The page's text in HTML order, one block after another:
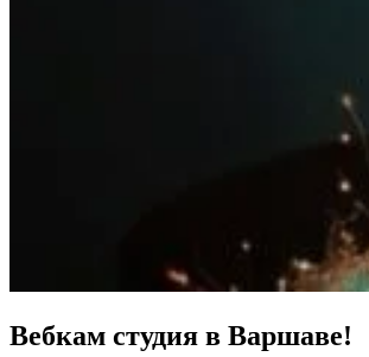
Вебкам студия в Варшаве!